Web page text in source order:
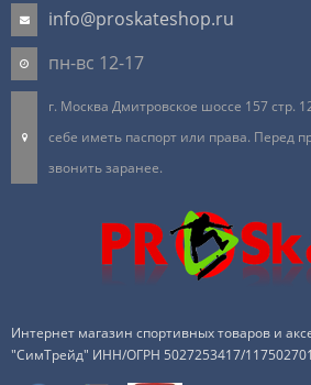
info@proskateshop.ru
пн-вс 12-17
г. Москва Дмитровское шоссе 157 стр.
себе иметь паспорт или права. Перед
звонить заранее.
Интернет магазин спортивных товаров и
"СимТрейд" ИНН/ОГРН 5027253417/